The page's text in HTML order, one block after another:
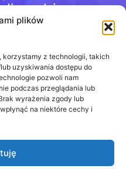
plików
z technologii, takich
uzyskiwania dostępu do
pozwoli nam
podczas przeglądania lub
wyrażenia zgody lub
na niektóre cechy i
discordzie
484
2020 - 2026
wszelkie prawa